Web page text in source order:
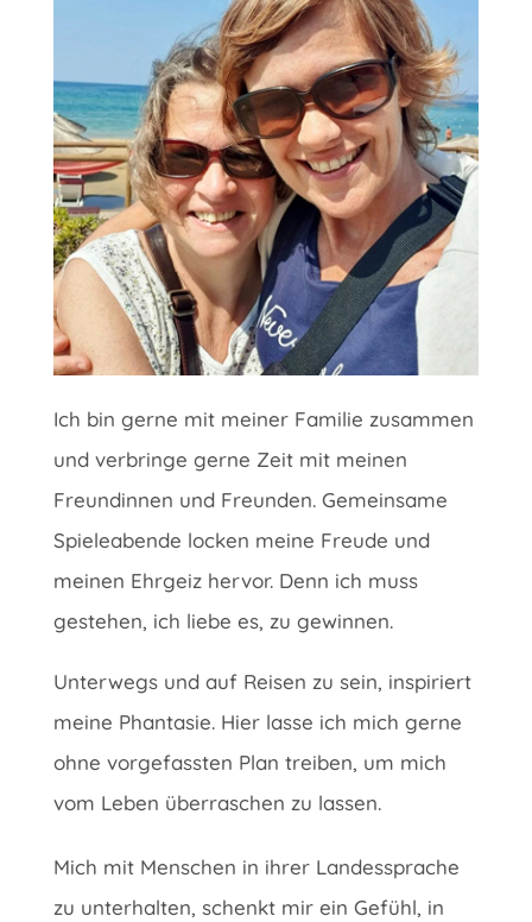
Ich bin gerne mit meiner Familie zusammen
und verbringe gerne Zeit mit meinen
Freundinnen und Freunden. Gemeinsame
Spieleabende locken meine Freude und
meinen Ehrgeiz hervor. Denn ich muss
gestehen, ich liebe es, zu gewinnen.
Unterwegs und auf Reisen zu sein, inspiriert
meine Phantasie. Hier lasse ich mich gerne
ohne vorgefassten Plan treiben, um mich
vom Leben überraschen zu lassen.
Mich mit Menschen in ihrer Landessprache
zu unterhalten, schenkt mir ein Gefühl, in